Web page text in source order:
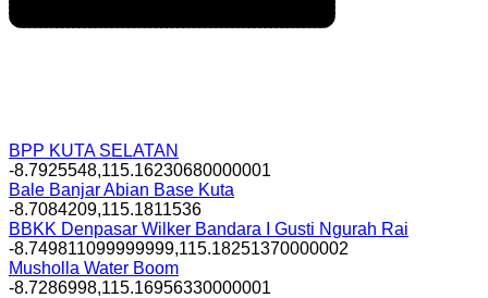
BPP KUTA SELATAN
-8.7925548,115.16230680000001
Bale Banjar Abian Base Kuta
-8.7084209,115.1811536
BBKK Denpasar Wilker Bandara I Gusti Ngurah Rai
-8.749811099999999,115.18251370000002
Musholla Water Boom
-8.7286998,115.16956330000001